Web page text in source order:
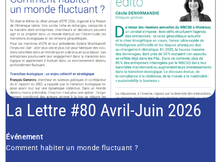
La Lettre #80 Avril-Juin 2026
Événement
Comment habiter un monde fluctuant ?